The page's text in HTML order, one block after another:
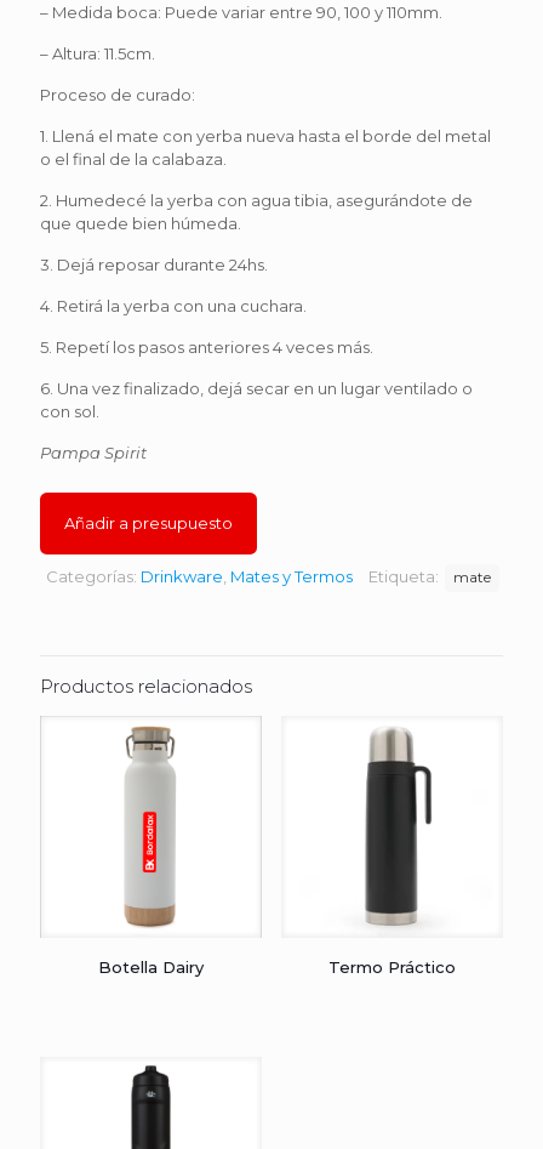
– Medida boca: Puede variar entre 90, 100 y 110mm.
– Altura: 11.5cm.
Proceso de curado:
1. Llená el mate con yerba nueva hasta el borde del metal
o el final de la calabaza.
2. Humedecé la yerba con agua tibia, asegurándote de
que quede bien húmeda.
3. Dejá reposar durante 24hs.
4. Retirá la yerba con una cuchara.
5. Repetí los pasos anteriores 4 veces más.
6. Una vez finalizado, dejá secar en un lugar ventilado o
con sol.
Pampa Spirit
Añadir a presupuesto
Categorías: Drinkware Mates y Termos Etiqueta: mate
Productos relacionados
Botella Dairy Termo Práctico